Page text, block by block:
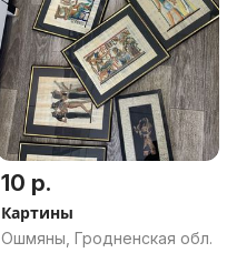
10 р.
Картины
Ошмяны, Гродненская обл.